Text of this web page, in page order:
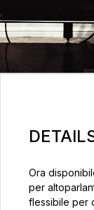
Ora
per
flessibile per